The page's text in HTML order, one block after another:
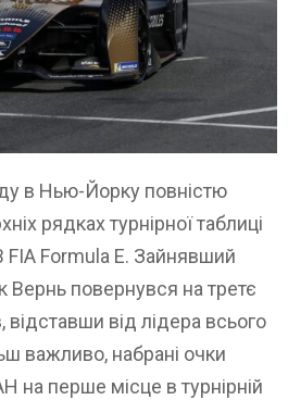
в Нью-Йорку повністю
рядках турнірної таблиці
FIA Formula E. Зайнявший
Вернь повернувся на третє
відставши від лідера всього
важливо, набрані очки
на перше місце в турнірній